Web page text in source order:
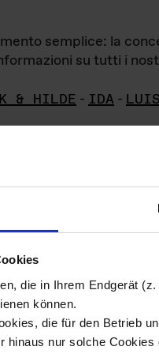
die in Ihrem Endgerät
können.
die für den Betrieb
hinaus nur solche
semplice: la
su tutti i
& HILDE - IDA - LUIS
materiale